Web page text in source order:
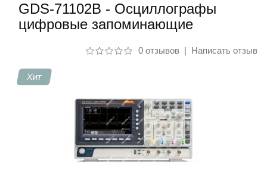
работы
GDS-71102B - Осциллографы
цифровые запоминающие
0 отзывов| Написать отзыв
Хит